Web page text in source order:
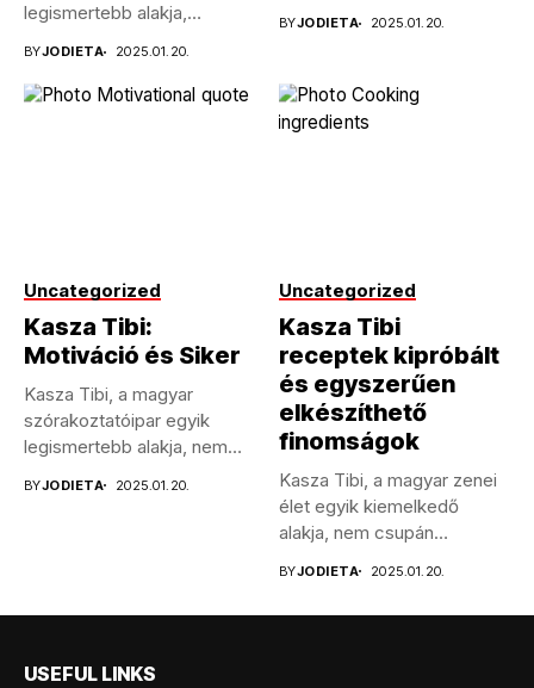
legismertebb alakja,
BYJODIETA 2025.01.20.
BYJODIETA 2025.01.20.
Uncategorized
Kasza Tibi:
Motiváció és Siker
Kasza Tibi, a magyar
szórakoztatóipar egyik
legismertebb alakja, nem
BYJODIETA 2025.01.20.
Uncategorized
Kasza Tibi
receptek kipróbált
és egyszerűen
elkészíthető
finomságok
Kasza Tibi, a magyar zenei
élet egyik kiemelkedő
alakja, nem csupán
BYJODIETA 2025.01.20.
USEFUL LINKS